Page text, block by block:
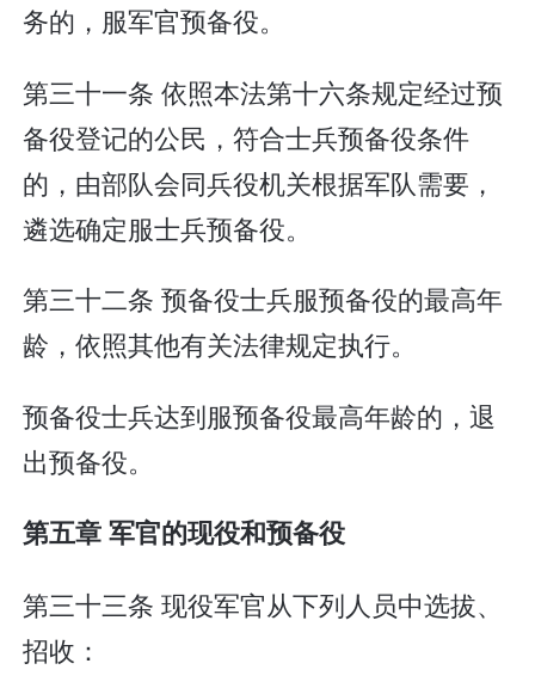
务的，服军官预备役。
第三十一条 依照本法第十六条规定经过预
备役登记的公民，符合士兵预备役条件
的，由部队会同兵役机关根据军队需要，
遴选确定服士兵预备役。
第三十二条 预备役士兵服预备役的最高年
龄，依照其他有关法律规定执行。
预备役士兵达到服预备役最高年龄的，退
出预备役。
第五章 军官的现役和预备役
第三十三条 现役军官从下列人员中选拔、
招收：